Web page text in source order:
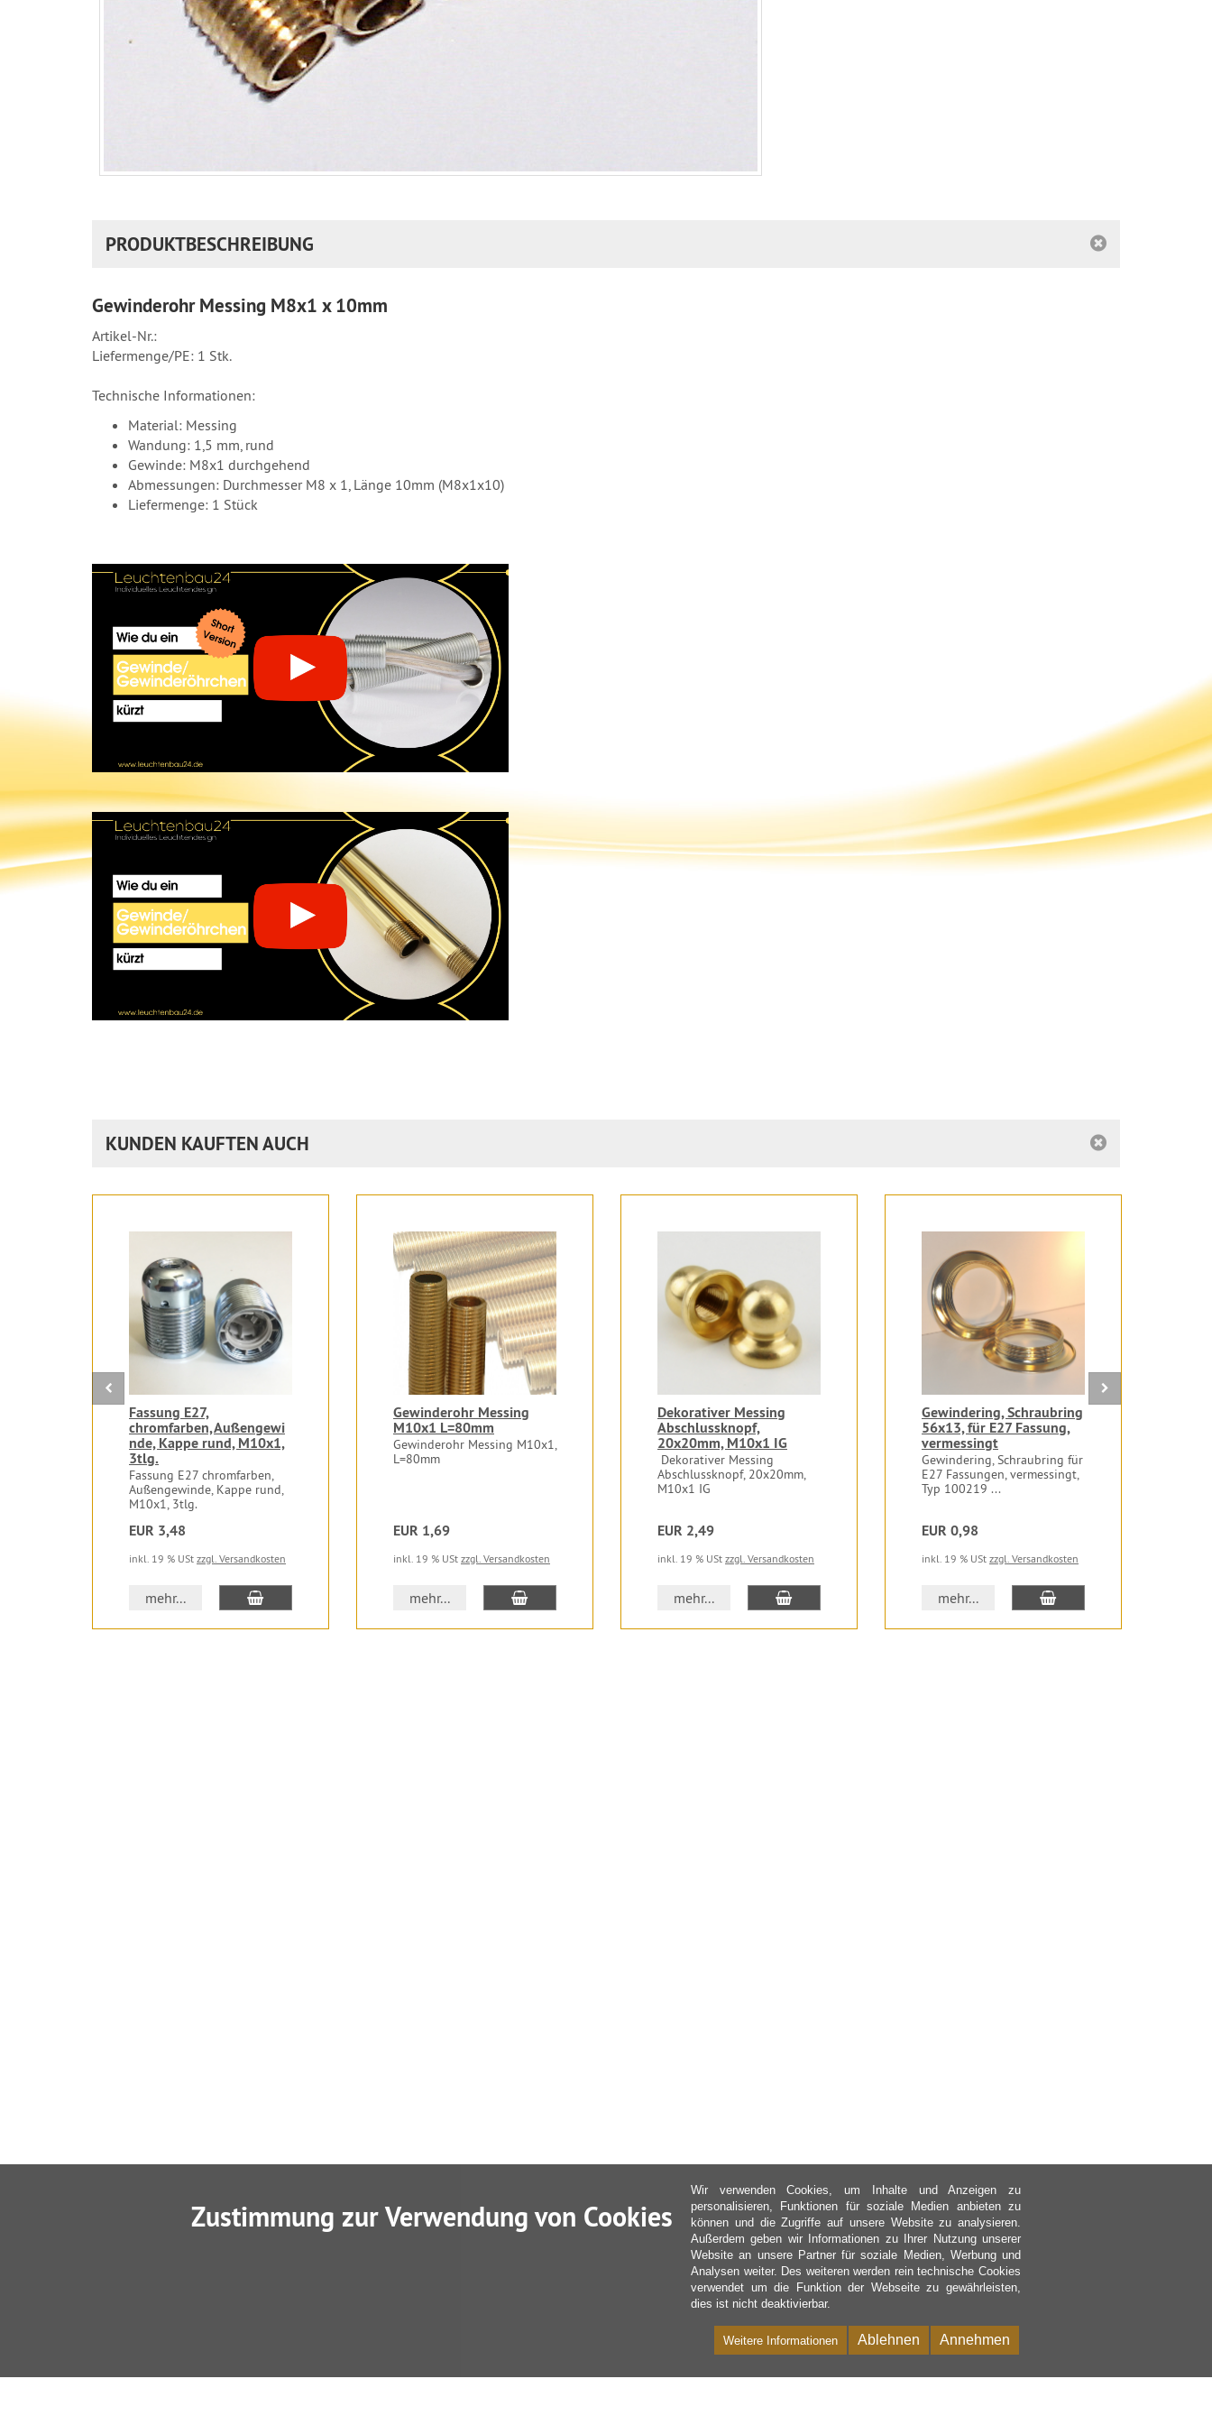
PRODUKTBESCHREIBUNG
Gewinderohr Messing M8x1 x 10mm
Artikel-Nr.:
Liefermenge/PE: 1 Stk.
Technische Informationen:
Material: Messing
Wandung: 1,5 mm, rund
Gewinde: M8x1 durchgehend
Abmessungen: Durchmesser M8 x 1, Länge 10mm (M8x1x10)
Liefermenge: 1 Stück
KUNDEN KAUFTEN AUCH
Fassung E27,
chromfarben,Außengewi
nde, Kappe rund, M10x1,
3tlg.
Fassung E27 chromfarben,
Außengewinde, Kappe rund,
M10x1, 3tlg.
EUR 3,48
inkl. 19 % USt zzgl. Versandkosten
mehr... In den Warenkorb
Gewinderohr Messing
M10x1 L=80mm
Gewinderohr Messing M10x1,
L=80mm
EUR 1,69
inkl. 19 % USt zzgl. Versandkosten
mehr... In den Warenkorb
Dekorativer Messing
Abschlussknopf,
20x20mm, M10x1 IG
Dekorativer Messing
Abschlussknopf, 20x20mm,
M10x1 IG
EUR 2,49
inkl. 19 % USt zzgl. Versandkosten
mehr... In den Warenkorb
Gewindering, Schraubring
56x13, für E27 Fassung,
vermessingt
Gewindering, Schraubring für
E27 Fassungen, vermessingt,
Typ 100219 ...
EUR 0,98
inkl. 19 % USt zzgl. Versandkosten
mehr... In den Warenkorb
Zustimmung zur Verwendung von Cookies
Wir verwenden Cookies, um Inhalte und Anzeigen zu
personalisieren, Funktionen für soziale Medien anbieten zu
können und die Zugriffe auf unsere Website zu analysieren.
Außerdem geben wir Informationen zu Ihrer Nutzung unserer
Website an unsere Partner für soziale Medien, Werbung und
Analysen weiter. Des weiteren werden rein technische Cookies
verwendet um die Funktion der Webseite zu gewährleisten,
dies ist nicht deaktivierbar.
Annehmen
Ablehnen
Weitere Informationen